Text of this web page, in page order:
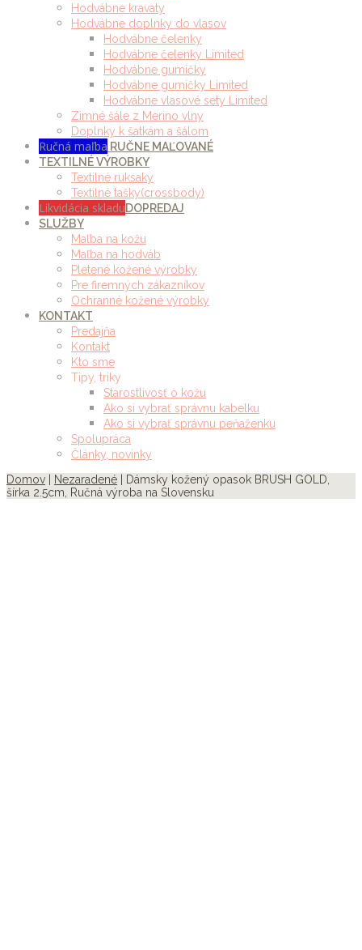
Hodvábne kravaty
Hodvábne doplnky do vlasov
Hodvábne čelenky
Hodvábne čelenky Limited
Hodvábne gumičky
Hodvábne gumičky Limited
Hodvábne vlasové sety Limited
Zimné šále z Merino vlny
Doplnky k šatkám a šálom
Ručná maľba RUČNE MAĽOVANÉ
TEXTILNÉ VÝROBKY
Textilné ruksaky
Textilné tašky(crossbody)
Likvidácia skladuDOPREDAJ
SLUŽBY
Maľba na kožu
Maľba na hodváb
Pletené kožené výrobky
Pre firemných zákazníkov
Ochranné kožené výrobky
KONTAKT
Predajňa
Kontakt
Kto sme
Tipy, triky
Starostlivosť o kožu
Ako si vybrať správnu kabelku
Ako si vybrať správnu peňaženku
Spolupráca
Články, novinky
Domov
Nezaradené | Dámsky kožený opasok BRUSH GOLD,
šírka 2.5cm, Ručná výroba na Slovensku